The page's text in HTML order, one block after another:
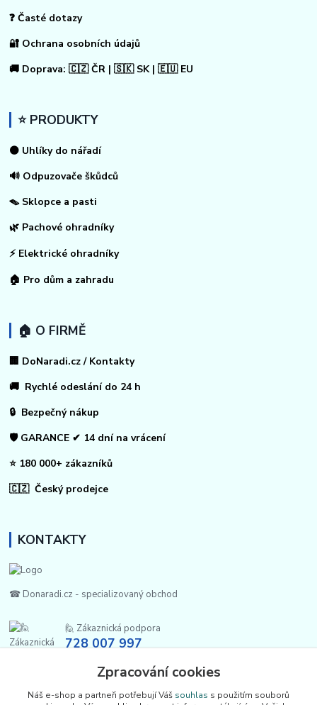
❓ Časté dotazy
🔐 Ochrana osobních údajů
🚚 Doprava: 🇨🇿 ČR | 🇸🇰 SK | 🇪🇺 EU
⭐ PRODUKTY
⚫ Uhlíky do nářadí
🔊 Odpuzovače škůdců
🪤 Sklopce a pasti
🌿 Pachové ohradníky
⚡ Elektrické ohradníky
🏠 Pro dům a zahradu
🏠 O FIRMĚ
🏢 DoNaradi.cz / Kontakty
🚚 Rychlé odeslání do 24 h
🔒 Bezpečný nákup
🛡️ GARANCE ✔ 14 dní na vrácení
⭐ 180 000+ zákazníků
🇨🇿 Český prodejce
KONTAKTY
☎ Donaradi.cz - specializovaný obchod
🙋 Zákaznická podpora
728 007 997
Zpracování cookies
Náš e-shop a partneři potřebují Váš souhlas s použitím souborů